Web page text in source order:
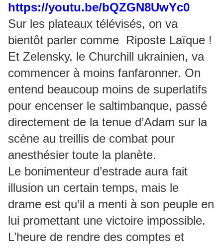
https://youtu.be/bQZGN8UwYc0
Sur les plateaux télévisés, on va
bientôt parler comme Riposte Laïque !
Et Zelensky, le Churchill ukrainien, va
commencer à moins fanfaronner. On
entend beaucoup moins de superlatifs
pour encenser le saltimbanque, passé
directement de la tenue d’Adam sur la
scène au treillis de combat pour
anesthésier toute la planète.
Le bonimenteur d’estrade aura fait
illusion un certain temps, mais le
drame est qu’il a menti à son peuple en
lui promettant une victoire impossible.
L’heure de rendre des comptes et